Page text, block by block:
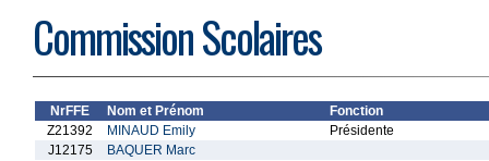
Commission Scolaires
NrFFE Nom et Prénom
Fonction
Z21392
MINAUD Emily
Présidente
J12175
BAQUER Marc